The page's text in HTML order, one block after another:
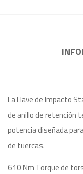
La Llave de Impacto
de anillo de retención
potencia diseñada
de tuercas.
610 Nm Torque de